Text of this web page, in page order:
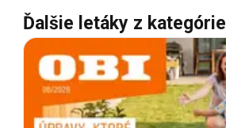
Ďalšie letáky z kategórie